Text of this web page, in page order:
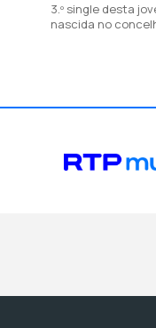
3.º single desta
nascida no